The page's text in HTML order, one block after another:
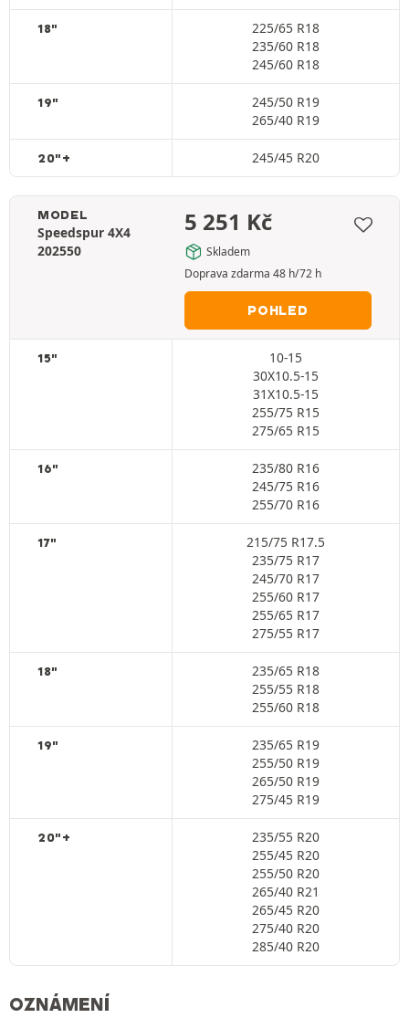
18"
225/65 R18
235/60 R18
245/60 R18
19"
245/50 R19
265/40 R19
20"+ 245/45 R20
MODEL
Speedspur 4X4
202550
5 251 Kč
Skladem
Doprava zdarma 48 h/72 h
POHLED
15"
10-15
30X10.5-15
31X10.5-15
255/75 R15
275/65 R15
16"
235/80 R16
245/75 R16
255/70 R16
17"
215/75 R17.5
235/75 R17
245/70 R17
255/60 R17
255/65 R17
275/55 R17
18"
235/65 R18
255/55 R18
255/60 R18
19"
235/65 R19
255/50 R19
265/50 R19
275/45 R19
20"+
235/55 R20
255/45 R20
255/50 R20
265/40 R21
265/45 R20
275/40 R20
285/40 R20
OZNÁMENÍ